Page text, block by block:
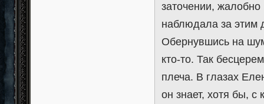
заточении,
наблюдала за этим
Обернувшись на
кто-то. Так
плеча. В глазах
он знает, хотя бы,